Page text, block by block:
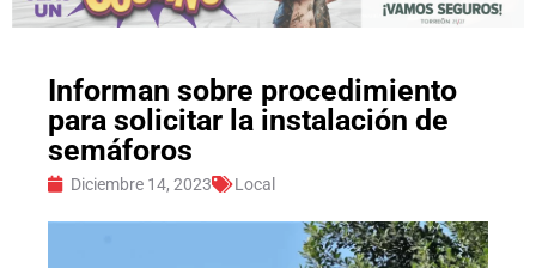
Informan sobre procedimiento
para solicitar la instalación de
semáforos
Diciembre 14, 2023 Local